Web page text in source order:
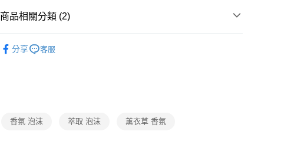
宅配-下單後3-5個工作天配送(不含預購品)，箱購品分箱出貨
商品相關分類 (2)
分享 客服
香氛 泡沫 萃取 泡沫 薰衣草 香氛